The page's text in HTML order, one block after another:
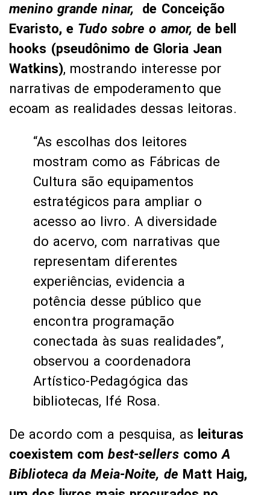
menino grande ninar,
de Conceição
Evaristo, e Tudo sobre o amor, de bell
hooks (pseudônimo de Gloria Jean
Watkins), mostrando interesse por
narrativas de empoderamento que
ecoam as realidades dessas leitoras.
“As escolhas dos leitores
mostram como as Fábricas de
Cultura são equipamentos
estratégicos para ampliar o
acesso ao livro. A diversidade
do acervo, com narrativas que
representam diferentes
experiências, evidencia a
potência desse público que
encontra programação
conectada às suas realidades”,
observou a coordenadora
Artístico-Pedagógica das
bibliotecas, Ifé Rosa.
De acordo com a pesquisa, as leituras
coexistem combest-sellerscomo A
Biblioteca da Meia-Noite, de Matt Haig,